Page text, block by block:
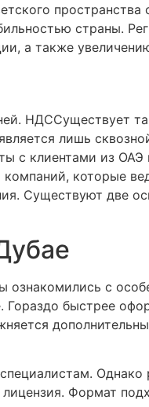
пространства
страны.
а также
НДССуществует
лишь
с клиентами из
которые
Существуют две
ознакомились с
Гораздо быстрее
Однако
Формат